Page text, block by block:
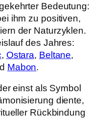
Bedeutung:
ihm zu positiven,
der Naturzyklen.
des Jahres:
, Ostara, Beltane,
Mabon.
einst als Symbol
diente,
Rückbindung